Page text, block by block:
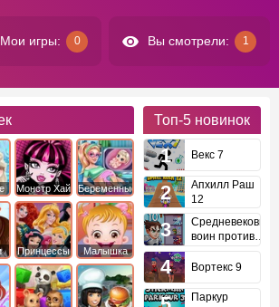
Мои игры: 0 Вы смотрели: 1
Монстр Хай Беременные
Принцессы
Диснея
Малышка
Хейзел
Топ-5 новинок
Векс 7
Апхилл Раш
12
Средневековый
воин против
Вортекс 9
Паркур